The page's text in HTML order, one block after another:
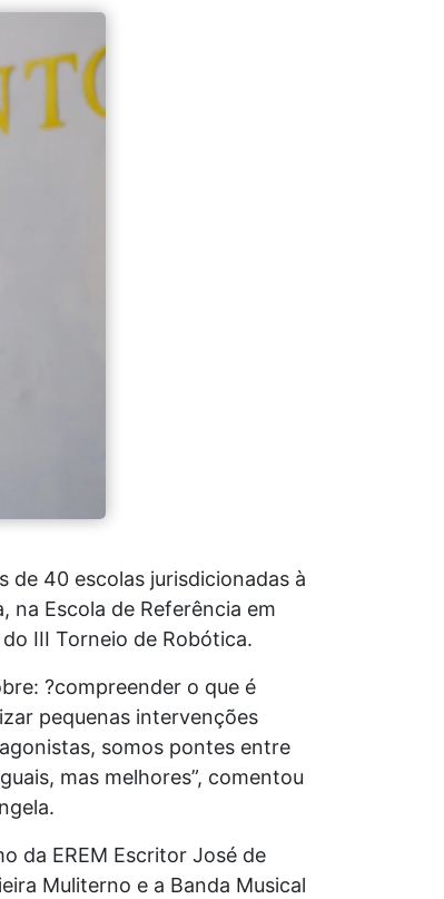
de 40 escolas jurisdicionadas à
na Escola de Referência em
III Torneio de Robótica.
?compreender o que é
pequenas intervenções
somos pontes entre
mas melhores”, comentou
da EREM Escritor José de
Muliterno e a Banda Musical